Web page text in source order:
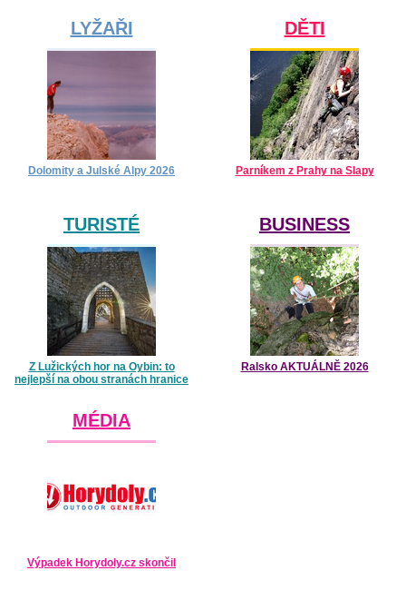
LYŽAŘI
Dolomity a Julské Alpy 2026
DĚTI
Parníkem z Prahy na Slapy
TURISTÉ
Z Lužických hor na Oybin: to
nejlepší na obou stranách hranice
BUSINESS
Ralsko AKTUÁLNĚ 2026
MÉDIA
Výpadek Horydoly.cz skončil